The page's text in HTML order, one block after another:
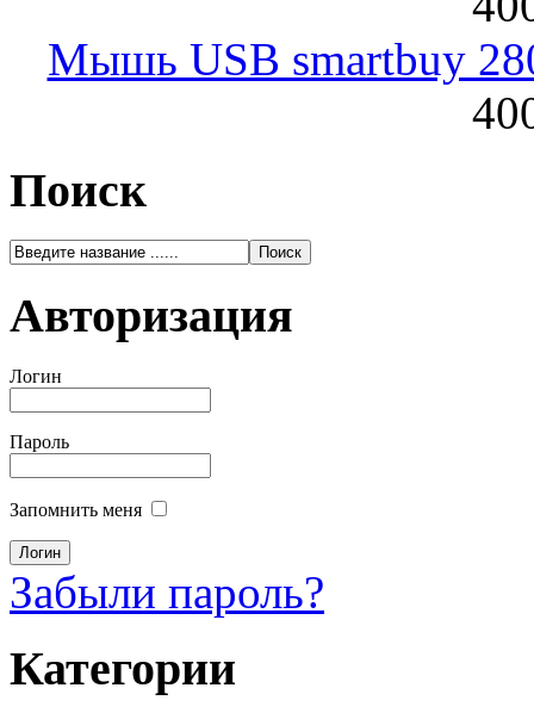
Мышь USB smartbuy
Поиск
Авторизация
Логин
Пароль
Запомнить меня
Забыли пароль?
Категории